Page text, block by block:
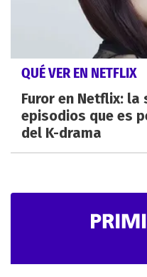
QUÉ VER EN NETFLIX
Furor en Netflix: la
episodios que es
del K-drama